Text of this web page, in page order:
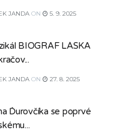
JANDA ON 5. 9. 2025
BIOGRAF LÁSKA
JANDA ON 27. 8. 2025
Ďurovčíka se poprvé